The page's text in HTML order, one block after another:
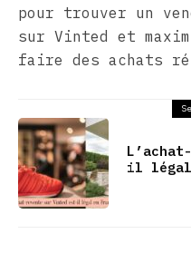
pour trouver un
sur Vinted et
faire des achats
il légal